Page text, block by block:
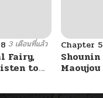
3 เดือนที่แล้ว
Fairy,
to
Chapter 5